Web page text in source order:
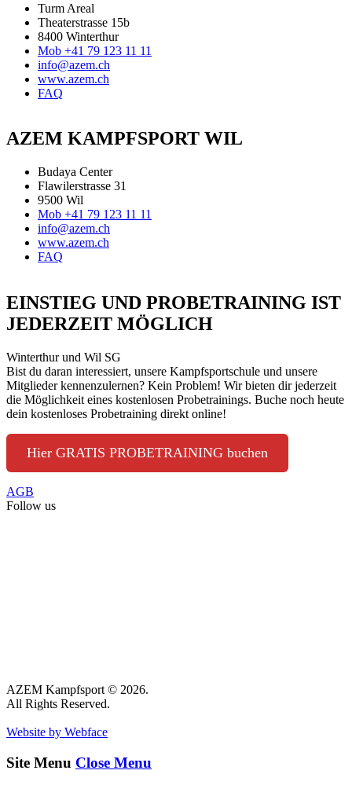
Turm Areal
Theaterstrasse 15b
8400 Winterthur
Mob +41 79 123 11 11
info@azem.ch
www.azem.ch
FAQ
AZEM KAMPFSPORT WIL
Budaya Center
Flawilerstrasse 31
9500 Wil
Mob +41 79 123 11 11
info@azem.ch
www.azem.ch
FAQ
EINSTIEG UND PROBETRAINING IST
JEDERZEIT MÖGLICH
Winterthur und Wil SG
Bist du daran interessiert, unsere Kampfsportschule und unsere
Mitglieder kennenzulernen? Kein Problem! Wir bieten dir jederzeit
die Möglichkeit eines kostenlosen Probetrainings. Buche noch heute
dein kostenloses Probetraining direkt online!
Hier GRATIS PROBETRAINING buchen
AGB
Follow us
AZEM Kampfsport © 2026.
All Rights Reserved.
Website by Webface
Site Menu Close Menu